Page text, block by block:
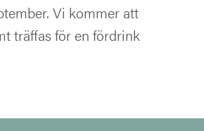
Vi kommer att
träffas för en fördrink